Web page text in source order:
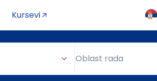
Kursevi
Oblast rada